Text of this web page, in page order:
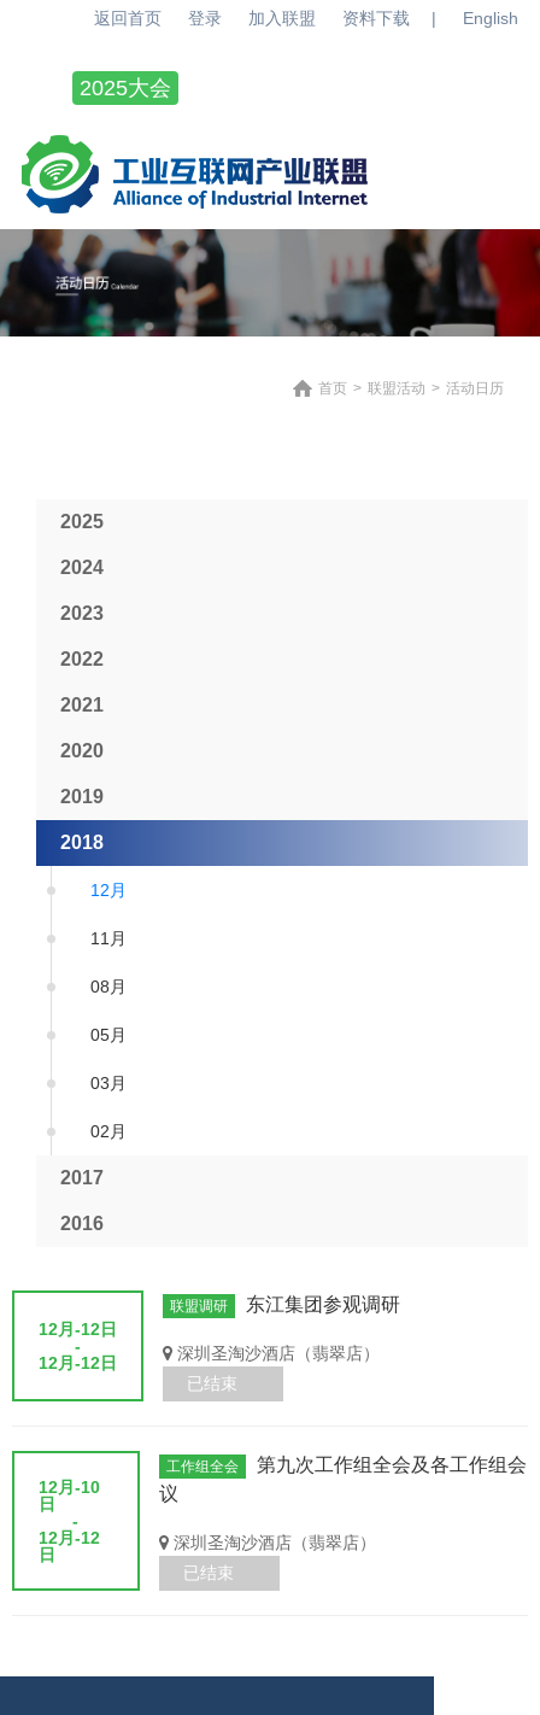
返回首页 登录 加入联盟 资料下载 | English
2025大会
产业观察
工作组
首页 > 联盟活动 > 活动日历
12月-12日
-
12月-12日
联盟调研 东江集团参观调研
深圳圣淘沙酒店（翡翠店）
已结束
12月-10
日
-
12月-12
日
工作组全会
第九次工作组全会及各工作组会
议
深圳圣淘沙酒店（翡翠店）
已结束
2025
2024
2023
2022
2021
2020
2019
2018
12月
11月
08月
05月
03月
02月
2017
2016